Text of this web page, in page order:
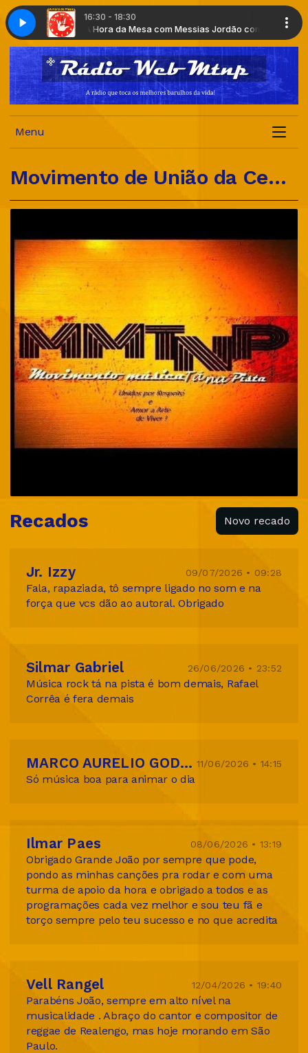
16:30 - 18:30
A Hora da Mesa com Messias Jordão com Messias
Vinheta Rádio Web MTNP 2026 Vinheta
Menu
Movimento de União da Cena Independente Mundial Música Tá na Pista
Recados Novo recado
Jr. Izzy 09/07/2026 • 09:28
Fala, rapaziada, tô sempre ligado no som e na
força que vcs dão ao autoral. Obrigado
Silmar Gabriel 26/06/2026 • 23:52
Música rock tá na pista é bom demais, Rafael
Corrêa é fera demais
MARCO AURELIO GODINHO BARROSO 11/06/2026 • 14:15
Só música boa para animar o dia
Ilmar Paes 08/06/2026 • 13:19
Obrigado Grande João por sempre que pode,
pondo as minhas canções pra rodar e com uma
turma de apoio da hora e obrigado a todos e as
programações cada vez melhor e sou teu fã e
torço sempre pelo teu sucesso e no que acredita
Vell Rangel 12/04/2026 • 19:40
Parabéns João, sempre em alto nível na
musicalidade . Abraço do cantor e compositor de
reggae de Realengo, mas hoje morando em São
Paulo.